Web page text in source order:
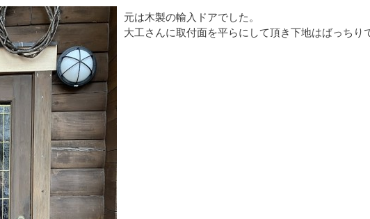
元は木製の輸入ドアでした。
大工さんに取付面を平らにして頂き下地はばっちり